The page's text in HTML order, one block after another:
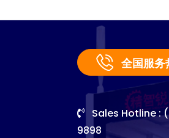
全国服务
Sales Hotline :
9898